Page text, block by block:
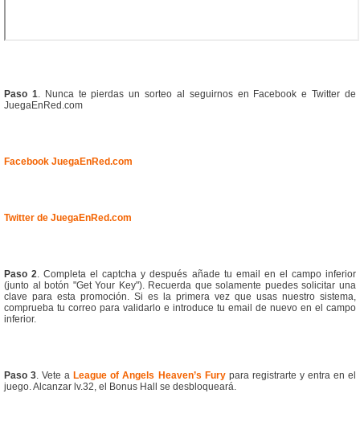
Paso 1. Nunca te pierdas un sorteo al seguirnos en Facebook e Twitter de
JuegaEnRed.com
Facebook JuegaEnRed.com
Twitter de JuegaEnRed.com
Paso 2. Completa el captcha y después añade tu email en el campo inferior
(junto al botón "Get Your Key"). Recuerda que solamente puedes solicitar una
clave para esta promoción. Si es la primera vez que usas nuestro sistema,
comprueba tu correo para validarlo e introduce tu email de nuevo en el campo
inferior.
Paso 3. Vete a League of Angels Heaven’s Furypara registrarte y entra en el
juego. Alcanzar lv.32, el Bonus Hall se desbloqueará.